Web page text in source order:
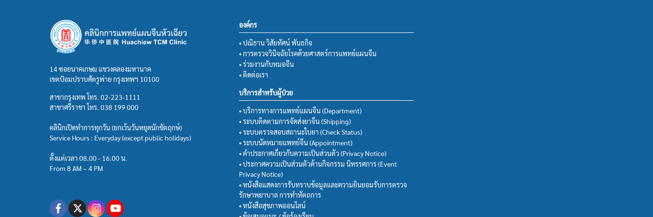
14 ซอยนาคเกษม แขวงคลองมหานาค
เขตป้อมปราบศัตรูพ่าย กรุงเทพฯ 10100
สาขากรุงเทพ โทร. 02-223-1111
สาขาศรีราชา โทร. 038 199 000
คลินิกเปิดทำการทุกวัน (ยกเว้นวันหยุดนักขัตฤกษ์)
Service Hours : Everyday (except public holidays)
ตั้งแต่เวลา 08.00 - 16.00 น.
From 8 AM – 4 PM
องค์กร
• ปณิธาน วิสัยทัศน์ พันธกิจ
• การตรวจวินิจฉัยโรคด้วยศาสตร์การแพทย์แผนจีน
• ร่วมงานกับหมอจีน
• ติดต่อเรา
บริการสำหรับผู้ป่วย
• บริการทางการแพทย์แผนจีน (Department)
• ระบบติดตามการจัดส่งยาจีน (Shipping)
• ระบบตรวจสอบสถานะใบยา (Check Status)
• ระบบนัดหมายแพทย์จีน (Appointment)
• คำประกาศเกี่ยวกับความเป็นส่วนตัว (Privacy Notice)
• ประกาศความเป็นส่วนตัวด้านกิจกรรม นิทรรศการ (Event
Privacy Notice)
• หนังสือแสดงการรับทราบข้อมูลและความยินยอมรับการตรวจ
รักษาพยาบาล การทำหัตถการ
• หนังสือสุขภาพออนไลน์